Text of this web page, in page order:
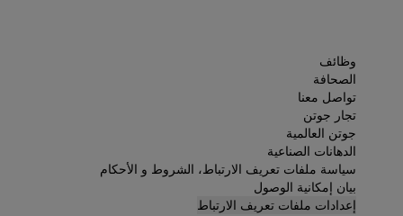
وظائف
الصحافة
تواصل معنا
تجار جوتن
جوتن العالمية
الدهانات الصناعية
سياسة ملفات تعريف الارتباط، الشروط و الأحكام
بيان إمكانية الوصول
إعدادات ملفات تعريف الارتباط